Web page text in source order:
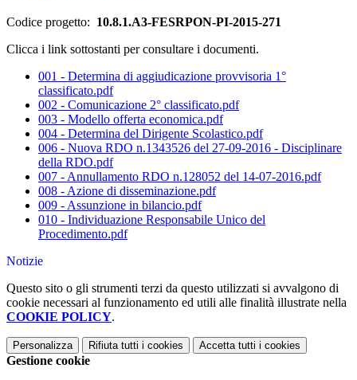
Codice progetto: 10.8.1.A3-FESRPON-PI-2015-271
Clicca i link sottostanti per consultare i documenti.
001 - Determina di aggiudicazione provvisoria 1°
classificato.pdf
002 - Comunicazione 2° classificato.pdf
003 - Modello offerta economica.pdf
004 - Determina del Dirigente Scolastico.pdf
006 - Nuova RDO n.1343526 del 27-09-2016 - Disciplinare
della RDO.pdf
007 - Annullamento RDO n.128052 del 14-07-2016.pdf
008 - Azione di disseminazione.pdf
009 - Assunzione in bilancio.pdf
010 - Individuazione Responsabile Unico del
Procedimento.pdf
Notizie
Questo sito o gli strumenti terzi da questo utilizzati si avvalgono di
cookie necessari al funzionamento ed utili alle finalità illustrate nella
COOKIE POLICY.
Personalizza Rifiuta tutti i cookies Accetta tutti i cookies
Gestione cookie